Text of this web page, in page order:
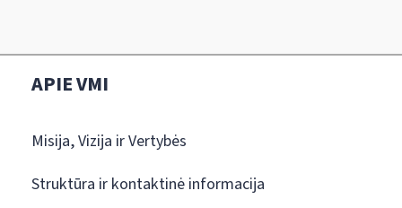
APIE VMI
Misija, Vizija ir Vertybės
Struktūra ir kontaktinė informacija